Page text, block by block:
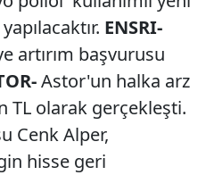
ENSRI-
artırım başvurusu
Astor'un halka arz
TL olarak gerçekleşti.
Cenk Alper,
hisse geri